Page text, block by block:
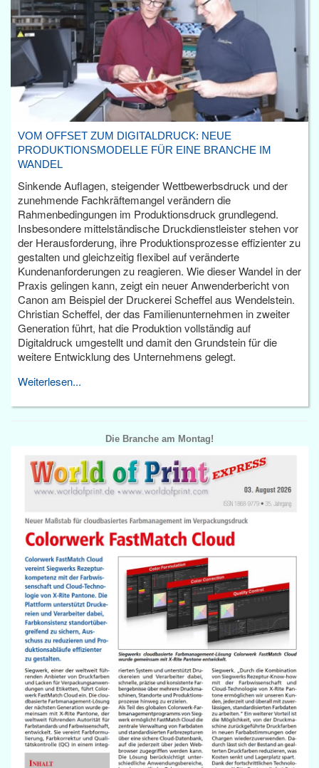
VOM OFFSET ZUM DIGITALDRUCK: NEUE
PRODUKTIONSMODELLE FÜR EINE BRANCHE IM
WANDEL
Sinkende Auflagen, steigender Wettbewerbsdruck und der
zunehmende Fachkräftemangel verändern die
Rahmenbedingungen im Produktionsdruck grundlegend.
Insbesondere mittelständische Druckdienstleister stehen vor
der Herausforderung, ihre Produktionsprozesse effizienter zu
gestalten und gleichzeitig flexibel auf veränderte
Kundenanforderungen zu reagieren. Wie dieser Wandel in der
Praxis gelingen kann, zeigt ein neuer Anwenderbericht von
Canon am Beispiel der Druckerei Scheffel aus Wendelstein.
Christian Scheffel, der das Familienunternehmen in zweiter
Generation führt, hat die Produktion vollständig auf
Digitaldruck umgestellt und damit den Grundstein für die
weitere Entwicklung des Unternehmens gelegt.
Weiterlesen...
Die Branche am Montag!